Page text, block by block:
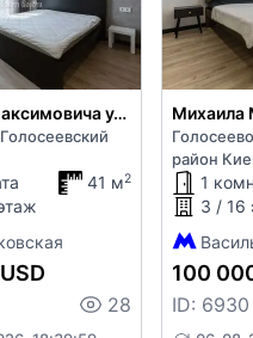
Михаила Максимовича ул. 26б
41 м2
28
район
1
3 / 16
100
ID: 6930